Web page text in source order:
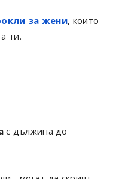
за жени, които
ти.
с дължина до